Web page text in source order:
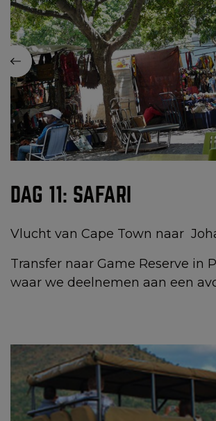
DAG 11: SAFARI
Vlucht van Cape Town naar
Transfer naar Game Reserve in
waar we deelnemen aan een